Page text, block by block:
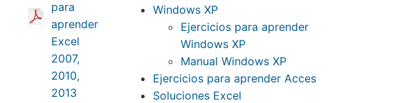
Windows XP
Ejercicios para aprender
Windows XP
Manual Windows XP
Ejercicios para aprender Acces
Soluciones Excel